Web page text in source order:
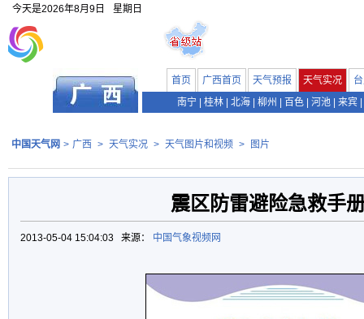
今天是2026年8月9日 星期日
首页 广西首页 天气预报 天气实况
南宁
桂林 北海 柳州 百色 河池 来宾
中国天气网 > 广西 > 天气实况 > 天气图片和视频 > 图片
震区防雷避险急救手
2013-05-04 15:04:03 来源： 中国气象视频网